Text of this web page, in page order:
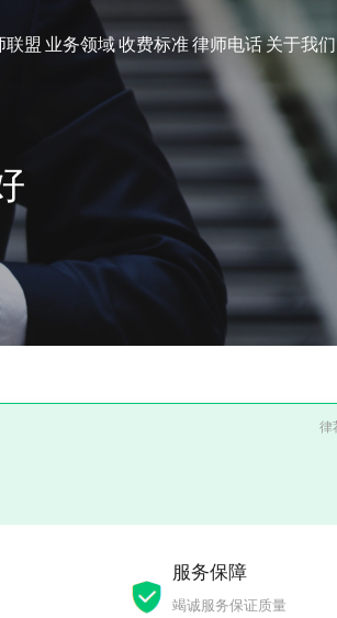
联盟 业务领域收费标准律师电话关于我们
服务保障
竭诚服务保证质量